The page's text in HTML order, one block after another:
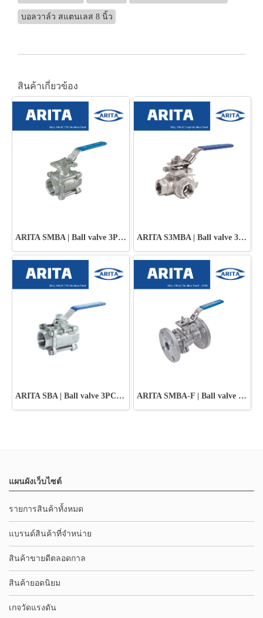
บอลวาล์ว สแตนเลส 8 นิ้ว
สินค้าเกี่ยวข้อง
ARITA SMBA | Ball valve 3PC Stainless Steel ARITA S3MBA | Ball valve 3Way Stainless Steel
ARITA SBA | Ball valve 3PC Stainless Steel ARITA SMBA-F | Ball valve Stainless Steel - JIS10K
แผนผังเว็บไซต์
รายการสินค้าทั้งหมด
แบรนด์สินค้าที่จำหน่าย
สินค้าขายดีตลอดกาล
สินค้ายอดนิยม
เกจวัดแรงดัน